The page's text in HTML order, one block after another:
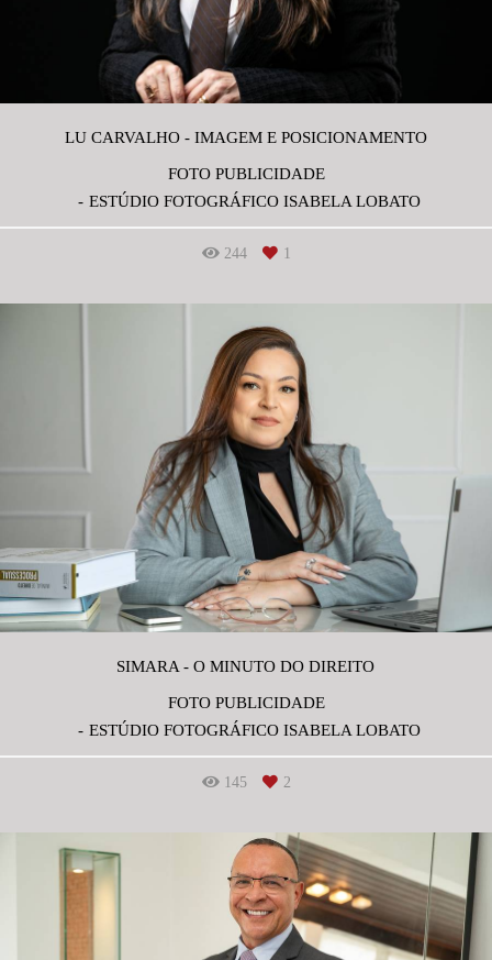
LU CARVALHO - IMAGEM E POSICIONAMENTO
FOTO PUBLICIDADE
ESTÚDIO FOTOGRÁFICO ISABELA LOBATO
244 1
SIMARA - O MINUTO DO DIREITO
FOTO PUBLICIDADE
ESTÚDIO FOTOGRÁFICO ISABELA LOBATO
145 2